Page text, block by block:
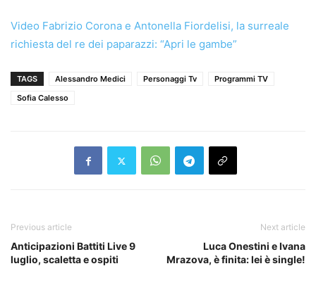
Video Fabrizio Corona e Antonella Fiordelisi, la surreale
richiesta del re dei paparazzi: “Apri le gambe”
TAGS Alessandro Medici Personaggi Tv
Programmi TV
Sofia Calesso
Previous article
Anticipazioni Battiti Live 9
luglio, scaletta e ospiti
Next article
Luca Onestini e Ivana
Mrazova, è finita: lei è single!